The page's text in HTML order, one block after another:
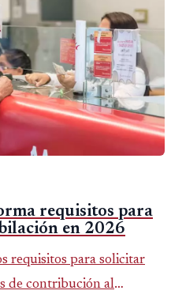
requisitos para
en 2026
requisitos para solicitar
de contribución al